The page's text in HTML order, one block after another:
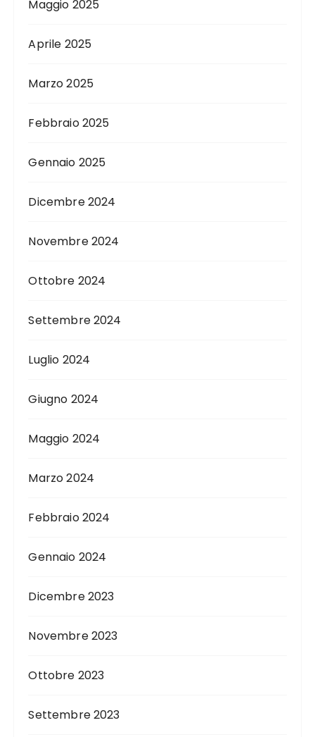
Maggio 2025
Aprile 2025
Marzo 2025
Febbraio 2025
Gennaio 2025
Dicembre 2024
Novembre 2024
Ottobre 2024
Settembre 2024
Luglio 2024
Giugno 2024
Maggio 2024
Marzo 2024
Febbraio 2024
Gennaio 2024
Dicembre 2023
Novembre 2023
Ottobre 2023
Settembre 2023